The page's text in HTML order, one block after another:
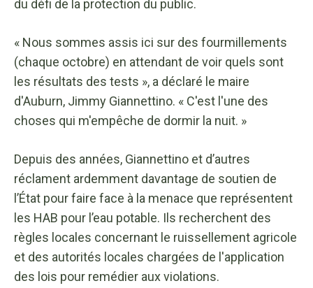
du défi de la protection du public.
« Nous sommes assis ici sur des fourmillements
(chaque octobre) en attendant de voir quels sont
les résultats des tests », a déclaré le maire
d'Auburn, Jimmy Giannettino. « C'est l'une des
choses qui m'empêche de dormir la nuit. »
Depuis des années, Giannettino et d’autres
réclament ardemment davantage de soutien de
l’État pour faire face à la menace que représentent
les HAB pour l’eau potable. Ils recherchent des
règles locales concernant le ruissellement agricole
et des autorités locales chargées de l'application
des lois pour remédier aux violations.